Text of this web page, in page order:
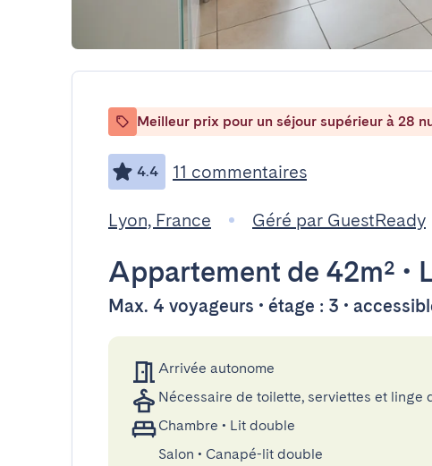
Meilleur prix pour un séjour supérieur à 28
4.4 11 commentaires
Lyon, France Géré par GuestReady
Appartement de 42m² •
Max. 4 voyageurs • étage : 3 •
Arrivée autonome
Nécessaire de toilette, serviettes et linge
Chambre • Lit double
Salon • Canapé-lit double